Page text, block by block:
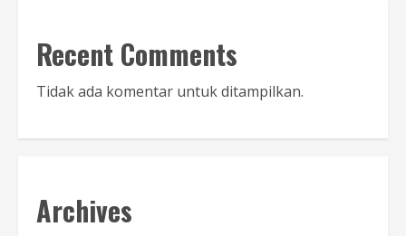
Recent Comments
Tidak ada komentar untuk ditampilkan.
Archives